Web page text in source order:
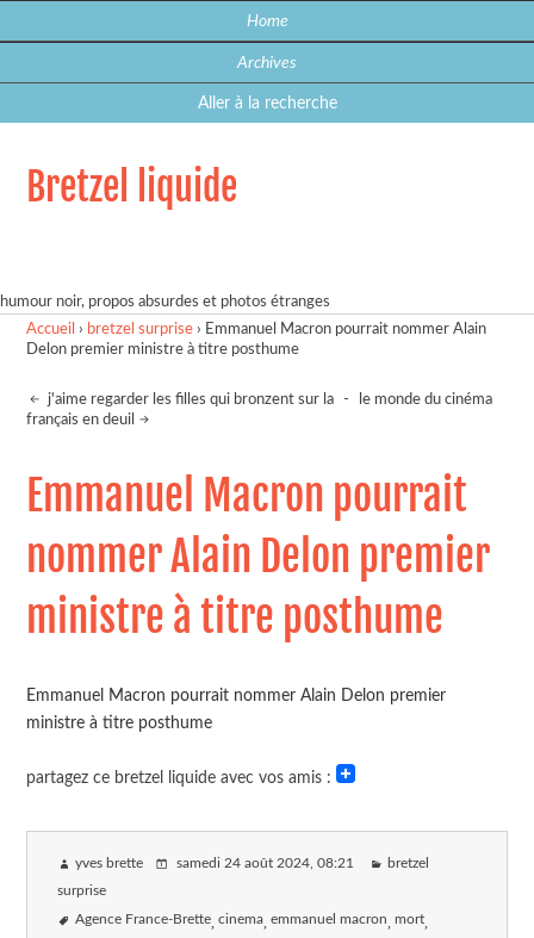
Home
Archives
Aller à la recherche
Bretzel liquide
humour noir, propos absurdes et photos étranges
Accueil › bretzel surprise › Emmanuel Macron pourrait nommer Alain
Delon premier ministre à titre posthume
j'aime regarder les filles qui bronzent sur la -
le monde du cinéma
français en deuil
Emmanuel Macron pourrait
nommer Alain Delon premier
ministre à titre posthume
Emmanuel Macron pourrait nommer Alain Delon premier
ministre à titre posthume
partagez ce bretzel liquide avec vos amis :
yves brette samedi 24 août 2024, 08:21 bretzel
surprise
Agence France-Brette cinema emmanuel macron mort